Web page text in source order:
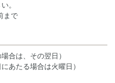
。
まで
合は、その翌日）
あたる場合は火曜日）